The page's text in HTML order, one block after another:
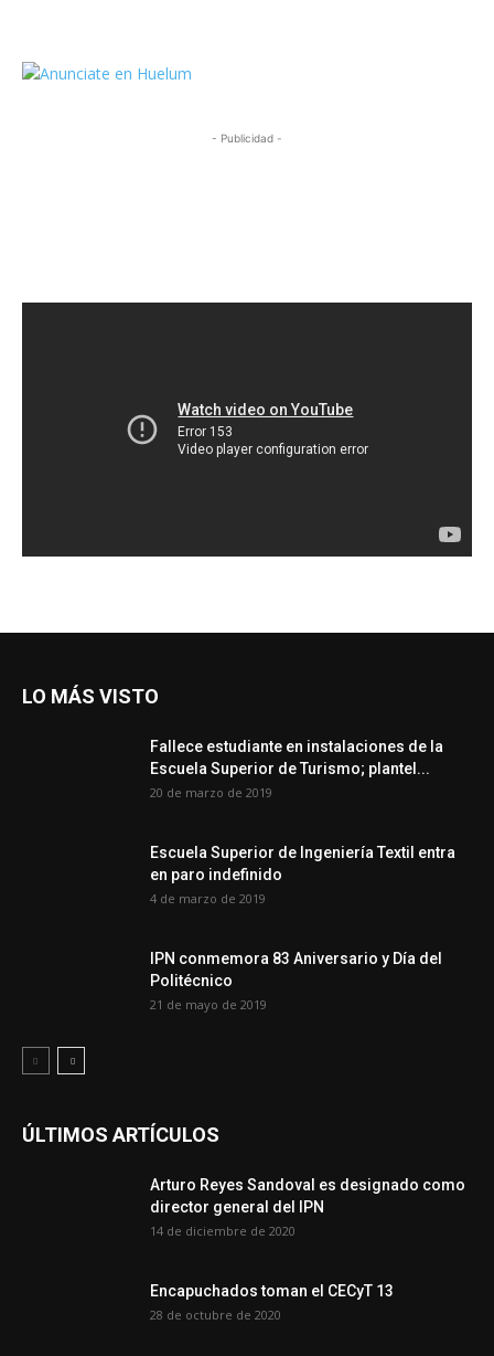
- Publicidad -
LO MÁS VISTO
Fallece estudiante en instalaciones de la
Escuela Superior de Turismo; plantel...
20 de marzo de 2019
Escuela Superior de Ingeniería Textil entra
en paro indefinido
4 de marzo de 2019
IPN conmemora 83 Aniversario y Día del
Politécnico
21 de mayo de 2019
ÚLTIMOS ARTÍCULOS
Arturo Reyes Sandoval es designado como
director general del IPN
14 de diciembre de 2020
Encapuchados toman el CECyT 13
28 de octubre de 2020